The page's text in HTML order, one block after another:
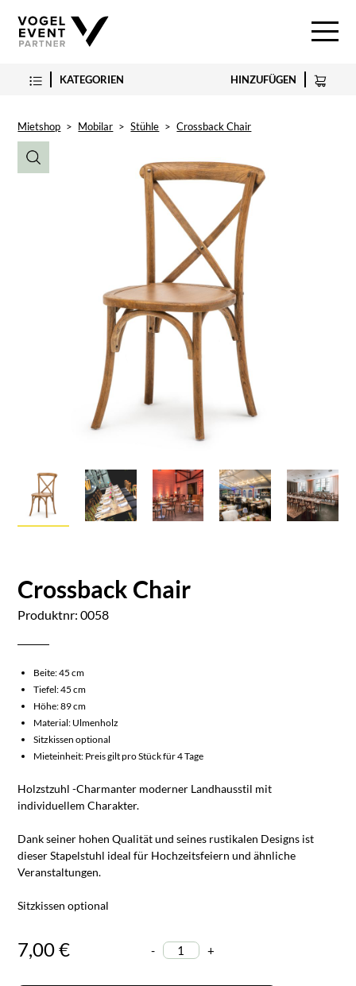
KATEGORIEN HINZUFÜGEN
Mietshop > Mobilar > Stühle > Crossback Chair
Crossback Chair
Produktnr: 0058
Beite: 45 cm
Tiefel: 45 cm
Höhe: 89 cm
Material: Ulmenholz
Sitzkissen optional
Mieteinheit: Preis gilt pro Stück für 4 Tage
Holzstzuhl -Charmanter moderner Landhausstil mit
individuellem Charakter.
Dank seiner hohen Qualität und seines rustikalen Designs ist
dieser Stapelstuhl ideal für Hochzeitsfeiern und ähnliche
Veranstaltungen.
Sitzkissen optional
7,00 € - +